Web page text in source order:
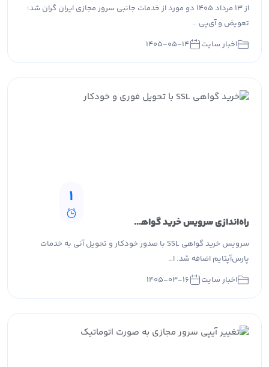
از ۱۳ مرداد ۱۴۰۵ دو مورد از خدمات جانبی سرور مجازی ایران گران شد؛
تعویض و آی‌پی …
اخبار سایت
۱۴۰۵-۰۵-۱۴
1
راه‌اندازی سرویس خرید گواهی SSL در پارس‌آپتایم با تحویل آنی
سرویس خرید گواهی SSL با صدور خودکار و تحویل آنی به خدمات
پارس‌آپتایم اضافه شد. ا…
اخبار سایت
۱۴۰۵-۰۳-۱۶